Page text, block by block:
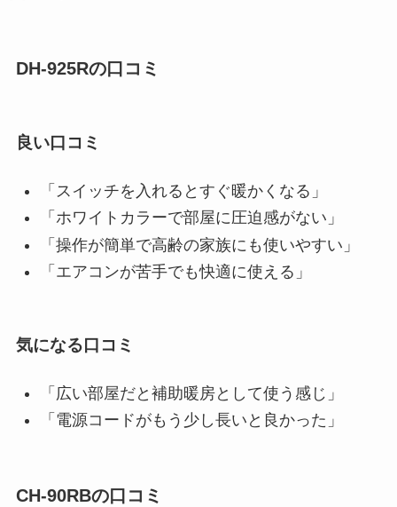
DH-925Rの口コミ
良い口コミ
「スイッチを入れるとすぐ暖かくなる」
「ホワイトカラーで部屋に圧迫感がない」
「操作が簡単で高齢の家族にも使いやすい」
「エアコンが苦手でも快適に使える」
気になる口コミ
「広い部屋だと補助暖房として使う感じ」
「電源コードがもう少し長いと良かった」
CH-90RBの口コミ